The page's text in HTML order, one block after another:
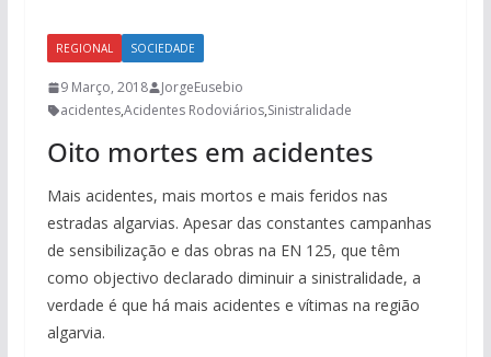
REGIONAL SOCIEDADE
9 Março, 2018
JorgeEusebio
acidentes,Acidentes Rodoviários,Sinistralidade
Oito mortes em acidentes
Mais acidentes, mais mortos e mais feridos nas
estradas algarvias. Apesar das constantes campanhas
de sensibilização e das obras na EN 125, que têm
como objectivo declarado diminuir a sinistralidade, a
verdade é que há mais acidentes e vítimas na região
algarvia.